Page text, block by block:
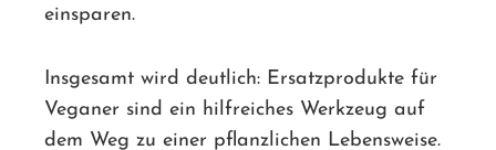
einsparen.
Insgesamt wird deutlich: Ersatzprodukte für
Veganer sind ein hilfreiches Werkzeug auf
dem Weg zu einer pflanzlichen Lebensweise.